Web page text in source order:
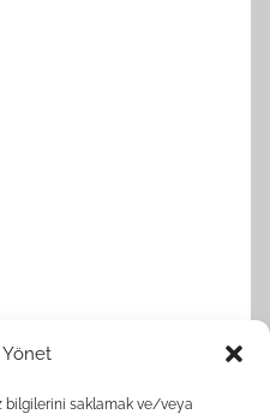
Yönet
bilgilerini saklamak ve/veya